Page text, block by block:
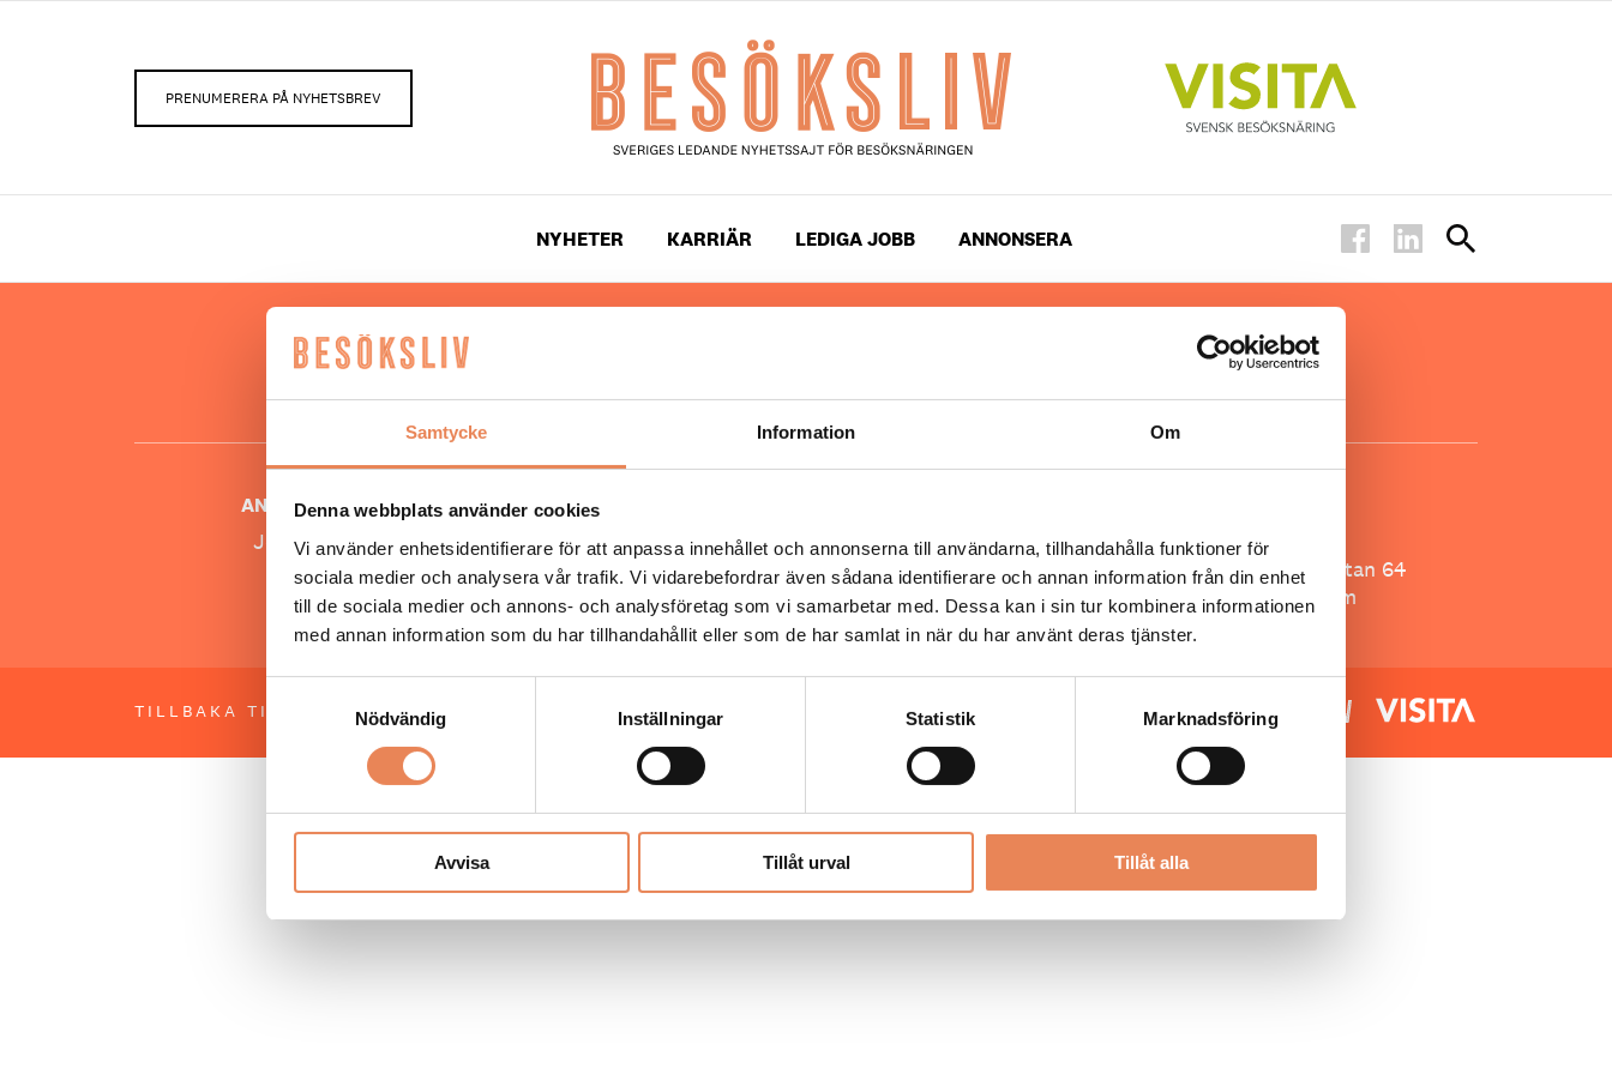
Samtycke Information Om
Denna webbplats använder cookies
Vi använder enhetsidentifierare för att anpassa innehållet och annonserna till användarna, tillhandahålla funktioner för
sociala medier och analysera vår trafik. Vi vidarebefordrar även sådana identifierare och annan information från din enhet
till de sociala medier och annons- och analysföretag som vi samarbetar med. Dessa kan i sin tur kombinera informationen
med annan information som du har tillhandahållit eller som de har samlat in när du har använt deras tjänster.
Nödvändig
Inställningar Statistik Marknadsföring
Avvisa Tillåt urval Tillåt alla
PRENUMERERA PÅ NYHETSBREV
NYHETER KARRIÄR LEDIGA JOBB ANNONSERA
Hos oss läser du landets mest uppdaterade nyheter och snackisar inom
besöksnäringen. Besöksliv i sin tryckta form är ett affärsmagasin för ägare
ANSVARIG UTGIVARE
Jonas Siljhammar
Allt material på besoksliv.se är skyddat
enligt lagen om upphovsrätt.
Besöksliv
Spoon, Brännkyrkagatan 64
118 23 Stockholm
TILLBAKA TILL TOPPEN OM BESÖKSLIV PRENUMERERA ANNONSERA